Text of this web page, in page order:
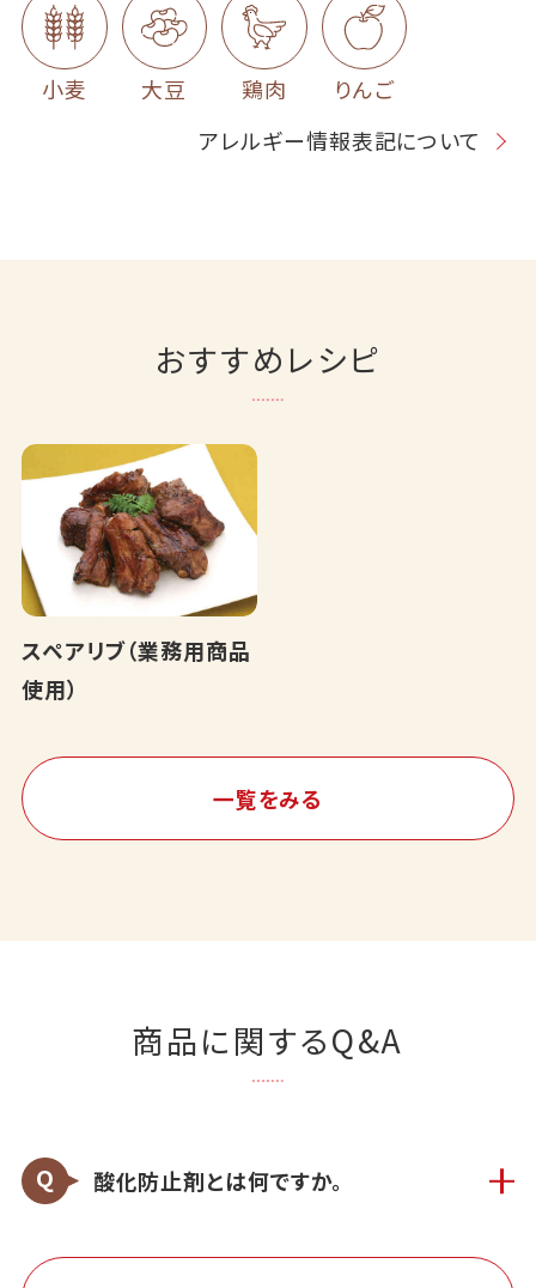
小麦 大豆 鶏肉
りんご
アレルギー情報表記について
おすすめレシピ
スペアリブ（業務用商品
使用）
一覧をみる
商品に関するQ&A
酸化防止剤とは何ですか。